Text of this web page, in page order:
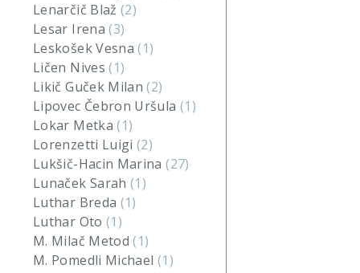
Lenarčič Blaž(2)
Lesar Irena(3)
Leskošek Vesna(1)
Ličen Nives(1)
Likič Guček Milan(2)
Lipovec Čebron Uršula (1)
Lokar Metka(1)
Lorenzetti Luigi(2)
Lukšič-Hacin Marina(27)
Lunaček Sarah(1)
Luthar Breda (1)
Luthar Oto (1)
M. Milač Metod(1)
M. Pomedli Michael (1)